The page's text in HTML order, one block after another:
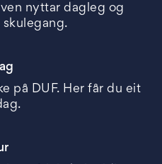
nyttar dagleg og
på DUF. Her får du eit